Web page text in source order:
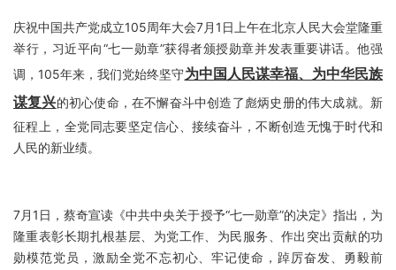
庆祝中国共产党成立105周年大会7月1日上午在北京人民大会堂隆重
举行，习近平向“七一勋章”获得者颁授勋章并发表重要讲话。他强
调，105年来，我们党始终坚守为中国人民谋幸福、为中华民族
谋复兴的初心使命，在不懈奋斗中创造了彪炳史册的伟大成就。新
征程上，全党同志要坚定信心、接续奋斗，不断创造无愧于时代和
人民的新业绩。
7月1日，蔡奇宣读《中共中央关于授予“七一勋章”的决定》指出，为
隆重表彰长期扎根基层、为党工作、为民服务、作出突出贡献的功
勋模范党员，激励全党不忘初心、牢记使命，踔厉奋发、勇毅前